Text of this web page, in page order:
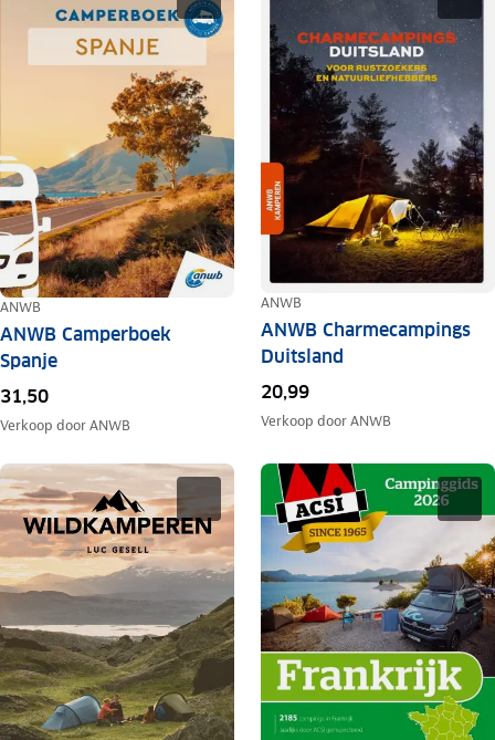
ANWB
ANWB Camperboek
Spanje
31,50
Verkoop doorANWB
ANWB
ANWB Charmecampings
Duitsland
20,99
Verkoop doorANWB